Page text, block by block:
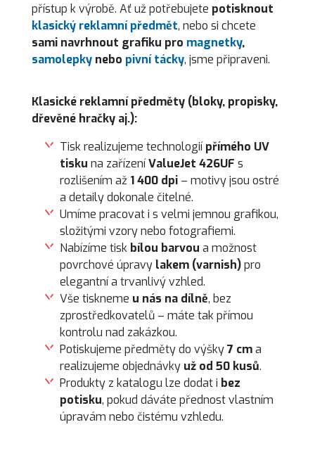
přístup k výrobě. Ať už potřebujete potisknout
klasický reklamní předmět, nebo si chcete
sami navrhnout grafiku pro magnetky,
samolepky nebo pivní tácky, jsme připraveni.
Klasické reklamní předměty (bloky, propisky,
dřevěné hračky aj.):
Tisk realizujeme technologiípřímého UV
tisku na zařízeníValueJet 426UF s
rozlišením až 1 400 dpi – motivy jsou ostré
a detaily dokonale čitelné.
Umíme pracovat i s velmi jemnou grafikou,
složitými vzory nebo fotografiemi.
Nabízíme tisk bílou barvou a možnost
povrchové úpravy lakem (varnish)pro
elegantní a trvanlivý vzhled.
Vše tiskneme u nás na dílně, bez
zprostředkovatelů – máte tak přímou
kontrolu nad zakázkou.
Potiskujeme předměty do výšky7 cma
realizujeme objednávky už od 50 kusů.
Produkty z katalogu lze dodat i bez
potisku, pokud dáváte přednost vlastním
úpravám nebo čistému vzhledu.